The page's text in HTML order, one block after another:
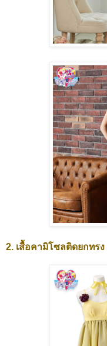
2. เสื้อคามิโซลติดยกทรง